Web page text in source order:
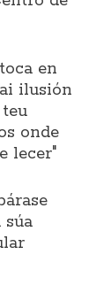
en
ilusión
onde
lecer"
súa